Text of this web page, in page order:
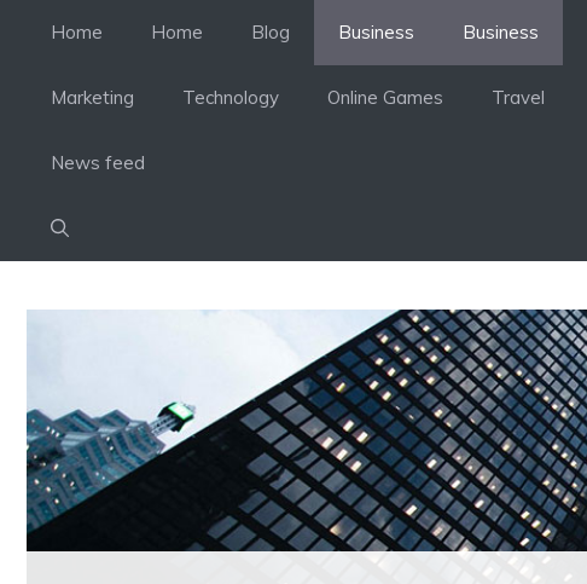
Home Home Blog Business Business
Marketing Technology Online Games Travel
News feed